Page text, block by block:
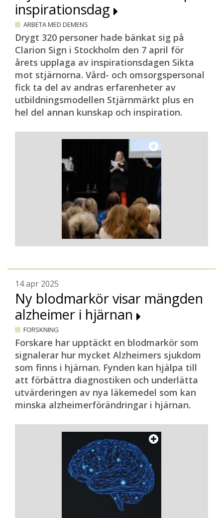
inspirationsdag
ARBETA MED DEMENS
Drygt 320 personer hade bänkat sig på
Clarion Sign i Stockholm den 7 april för
årets upplaga av inspirationsdagen Sikta
mot stjärnorna. Vård- och omsorgspersonal
fick ta del av andras erfarenheter av
utbildningsmodellen Stjärnmärkt plus en
hel del annan kunskap och inspiration.
14 apr 2025
Ny blodmarkör visar mängden
alzheimer i hjärnan
FORSKNING
Forskare har upptäckt en blodmarkör som
signalerar hur mycket Alzheimers sjukdom
som finns i hjärnan. Fynden kan hjälpa till
att förbättra diagnostiken och underlätta
utvärderingen av nya läkemedel som kan
minska alzheimerförändringar i hjärnan.